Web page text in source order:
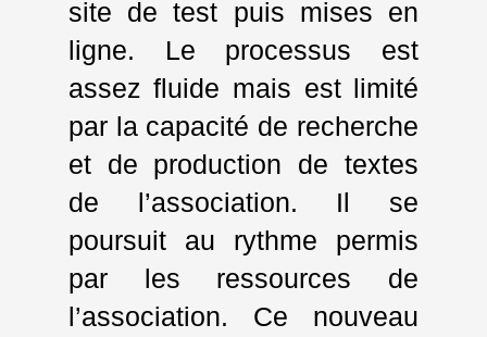
site de test puis mises en
ligne. Le processus est
assez fluide mais est limité
par la capacité de recherche
et de production de textes
de l’association. Il se
poursuit au rythme permis
par les ressources de
l’association. Ce nouveau